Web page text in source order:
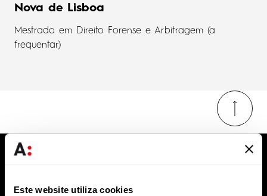
Este website utiliza cookies
Nova de Lisboa
Mestrado em Direito Forense e Arbitragem (a
frequentar)
Subscreva as nossas comunicações e não perca